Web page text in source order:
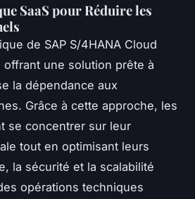
SaaS pour Réduire les
de SAP S/4HANA Cloud
offrant une solution prête à
la dépendance aux
Grâce à cette approche, les
se concentrer sur leur
tout en optimisant leurs
la sécurité et la scalabilité
opérations techniques